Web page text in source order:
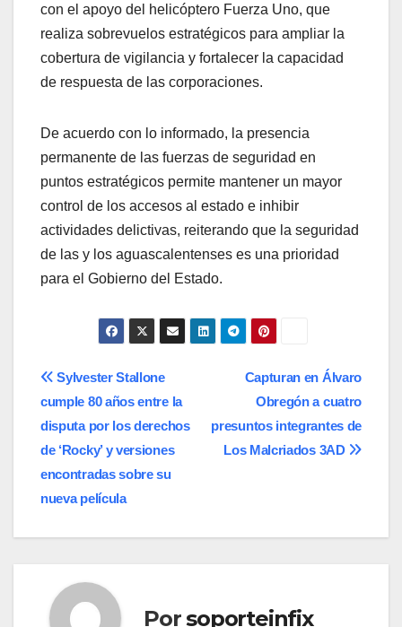
con el apoyo del helicóptero Fuerza Uno, que
realiza sobrevuelos estratégicos para ampliar la
cobertura de vigilancia y fortalecer la capacidad
de respuesta de las corporaciones.
De acuerdo con lo informado, la presencia
permanente de las fuerzas de seguridad en
puntos estratégicos permite mantener un mayor
control de los accesos al estado e inhibir
actividades delictivas, reiterando que la seguridad
de las y los aguascalentenses es una prioridad
para el Gobierno del Estado.
Navegación
de
entradas
Capturan en Álvaro
Obregón a cuatro
presuntos integrantes de
Los Malcriados 3AD
Sylvester Stallone
cumple 80 años entre la
disputa por los derechos
de ‘Rocky’ y versiones
encontradas sobre su
nueva película
Porsoporteinfix